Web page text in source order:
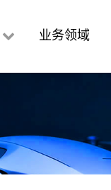
业务领域